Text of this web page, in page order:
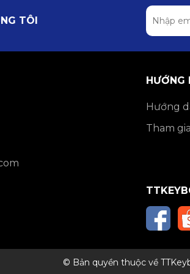
kết nối và thiết bị
LED và các chức năng khác
cổng USB của máy tính, không dùng củ sạc
phẩm để được hỗ trợ bảo hành tốt
TÔI
HƯỚNG
Hướng
Tham
© Bản quyền thuộc về